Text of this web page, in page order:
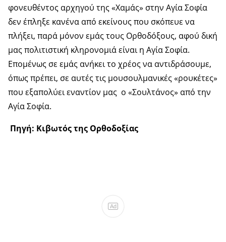
φονευθέντος αρχηγού της «Χαμάς» στην Αγία Σοφία
δεν έπληξε κανένα από εκείνους που σκόπευε να
πλήξει, παρά μόνον εμάς τους Ορθοδόξους, αφού δική
μας πολιτιστική κληρονομιά είναι η Αγία Σοφία.
Επομένως σε εμάς ανήκει το χρέος να αντιδράσουμε,
όπως πρέπει, σε αυτές τις μουσουλμανικές «ρουκέτες»
που εξαπολύει εναντίον μας ο «Σουλτάνος» από την
Αγία Σοφία.
Πηγή: Κιβωτός της Ορθοδοξίας
Ad